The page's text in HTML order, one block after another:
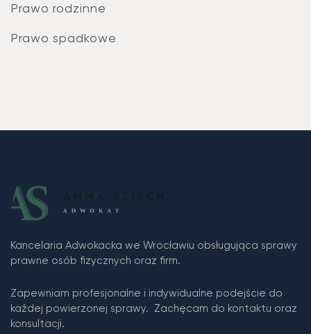
Prawo rodzinne
Prawo spadkowe
Kancelaria Adwokacka we Wrocławiu obsługująca sprawy
prawne osób fizycznych oraz firm.
Zapewniam profesjonalne i indywidualne podejście do
każdej powierzonej sprawy. Zachęcam do kontaktu oraz
konsultacji.